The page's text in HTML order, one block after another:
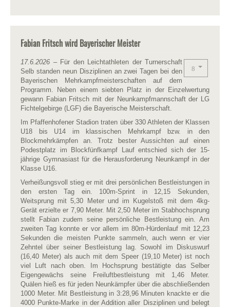
Fabian Fritsch wird Bayerischer Meister
17.6.2026 – Für den Leichtathleten der Turnerschaft
Selb standen neun Disziplinen an zwei Tagen bei den
Bayerischen Mehrkampfmeisterschaften auf dem
Programm. Neben einem siebten Platz in der Einzelwertung
gewann Fabian Fritsch mit der Neunkampfmannschaft der LG
Fichtelgebirge (LGF) die Bayerische Meisterschaft.
Im Pfaffenhofener Stadion traten über 330 Athleten der Klassen
U18 bis U14 im klassischen Mehrkampf bzw. in den
Blockmehrkämpfen an. Trotz bester Aussichten auf einen
Podestplatz im Blockfünfkampf Lauf entschied sich der 15-
jährige Gymnasiast für die Herausforderung Neunkampf in der
Klasse U16.
Verheißungsvoll stieg er mit drei persönlichen Bestleistungen in
den ersten Tag ein. 100m-Sprint in 12,15 Sekunden,
Weitsprung mit 5,30 Meter und im Kugelstoß mit dem 4kg-
Gerät erzielte er 7,90 Meter. Mit 2,50 Meter im Stabhochsprung
stellt Fabian zudem seine persönliche Bestleistung ein. Am
zweiten Tag konnte er vor allem im 80m-Hürdenlauf mit 12,23
Sekunden die meisten Punkte sammeln, auch wenn er vier
Zehntel über seiner Bestleistung lag. Sowohl im Diskuswurf
(16,40 Meter) als auch mit dem Speer (19,10 Meter) ist noch
viel Luft nach oben. Im Hochsprung bestätigte das Selber
Eigengewächs seine Freiluftbestleistung mit 1,46 Meter.
Quälen hieß es für jeden Neunkämpfer über die abschließenden
1000 Meter. Mit Bestleistung in 3:28,96 Minuten knackte er die
4000 Punkte-Marke in der Addition aller Disziplinen und belegt